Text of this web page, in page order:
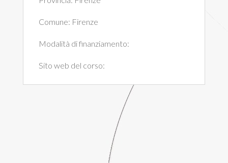
Comune: Firenze
Modalità di finanziamento:
Sito web del corso: